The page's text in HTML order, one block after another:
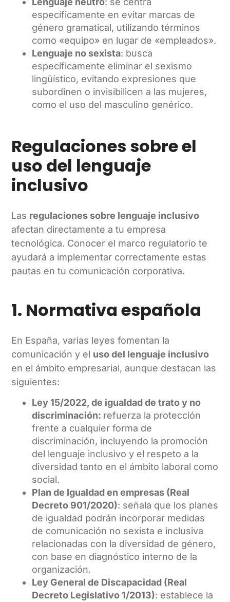
específicamente en evitar marcas de
género gramatical, utilizando términos
como «equipo» en lugar de «empleados».
Lenguaje no sexista: busca
específicamente eliminar el sexismo
lingüístico, evitando expresiones que
subordinen o invisibilicen a las mujeres,
como el uso del masculino genérico.
Regulaciones sobre el
uso del lenguaje
inclusivo
Las regulaciones sobre lenguaje inclusivo
afectan directamente a tu empresa
tecnológica. Conocer el marco regulatorio te
ayudará a implementar correctamente estas
pautas en tu comunicación corporativa.
1. Normativa española
En España, varias leyes fomentan la
comunicación y el uso del lenguaje inclusivo
en el ámbito empresarial, aunque destacan las
siguientes:
Ley 15/2022, de igualdad de trato y no
discriminación: refuerza la protección
frente a cualquier forma de
discriminación, incluyendo la promoción
del lenguaje inclusivo y el respeto a la
diversidad tanto en el ámbito laboral como
social.
Plan de Igualdad en empresas (Real
Decreto 901/2020): señala que los planes
de igualdad podrán incorporar medidas
de comunicación no sexista e inclusiva
relacionadas con la diversidad de género,
con base en diagnóstico interno de la
organización.
Ley General de Discapacidad (Real
Decreto Legislativo 1/2013): establece la